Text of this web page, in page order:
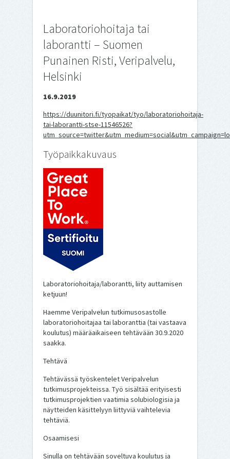
Laboratoriohoitaja tai
laborantti – Suomen
Punainen Risti, Veripalvelu,
Helsinki
16.9.2019
https://duunitori.fi/tyopaikat/tyo/laboratoriohoitaja-
tai-laborantti-stse-11546526?
Työpaikkakuvaus
Laboratoriohoitaja/laborantti, liity auttamisen
ketjuun!
Haemme Veripalvelun tutkimusosastolle
laboratoriohoitajaa tai laboranttia (tai vastaava
koulutus) määräaikaiseen tehtävään 30.9.2020
saakka.
Tehtävä
Tehtävässä työskentelet Veripalvelun
tutkimusprojekteissa. Työ sisältää erityisesti
tutkimusprojektien vaatimia solubiologisia ja
näytteiden käsittelyyn liittyviä vaihtelevia
tehtäviä.
Osaamisesi
Sinulla on tehtävään soveltuva koulutus ja